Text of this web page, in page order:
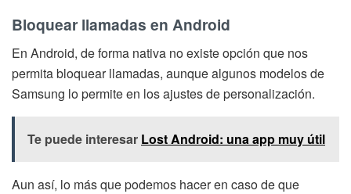
Bloquear llamadas en Android
En Android, de forma nativa no existe opción que nos
permita bloquear llamadas, aunque algunos modelos de
Samsung lo permite en los ajustes de personalización.
Te puede interesar Lost Android: una app muy útil
Aun así, lo más que podemos hacer en caso de que